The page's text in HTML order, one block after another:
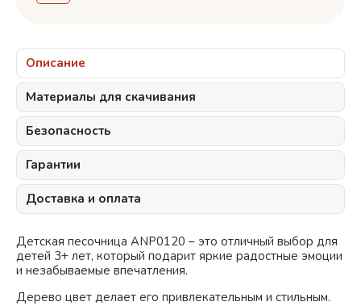
Описание
Материалы для скачивания
Безопасность
Гарантии
Доставка и оплата
Детская песочница ANP0120 – это отличный выбор для
детей 3+ лет, который подарит яркие радостные эмоции
и незабываемые впечатления.
Дерево цвет делает его привлекательным и стильным.